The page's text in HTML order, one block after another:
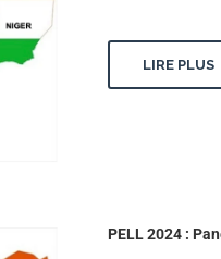
LIRE PLUS
PELL 2024 :